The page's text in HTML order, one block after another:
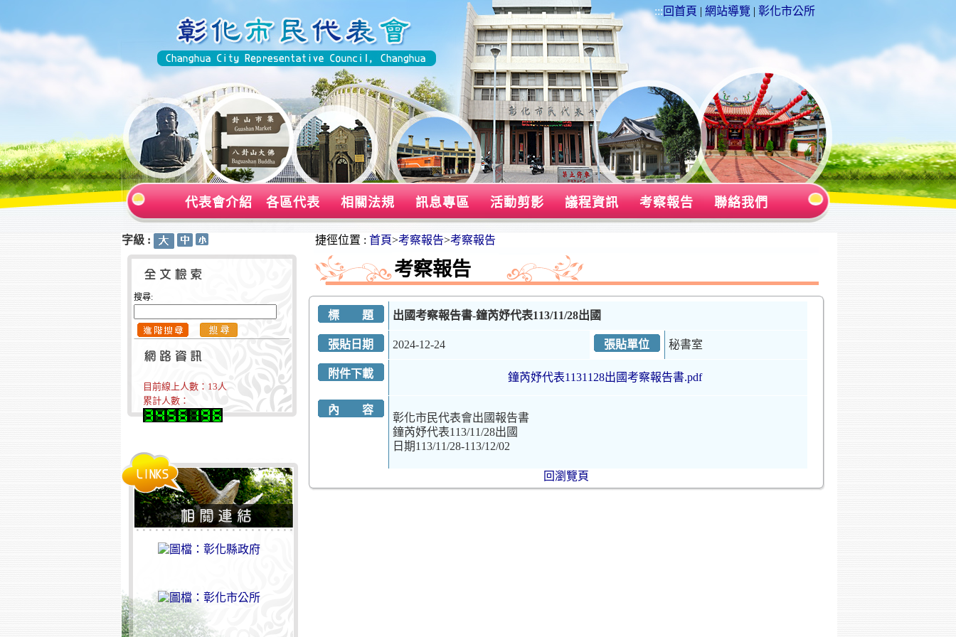
::: 回首頁 | 網站導覽 | 彰化市公所
代表會介紹 各區代表 相關法規 訊息專區 活動剪影 議程資訊 考察報告 聯絡我們
字級 :
搜尋:
目前線上人數： 13人
累計人數：
捷徑位置 : 首頁>考察報告>考察報告
考察報告
標 題 出國考察報告書-鐘芮妤代表113/11/28出國
張貼日期 2024-12-24 張貼單位 秘書室
附件下載 鐘芮妤代表1131128出國考察報告書.pdf
內 容
彰化市民代表會出國報告書
鐘芮妤代表113/11/28出國
日期113/11/28-113/12/02
回瀏覽頁